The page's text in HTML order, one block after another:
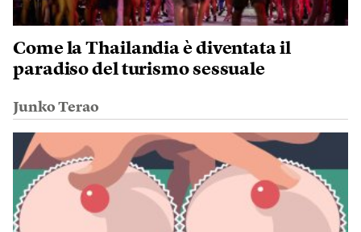
Come la Thailandia è diventata il
paradiso del turismo sessuale
Junko Terao